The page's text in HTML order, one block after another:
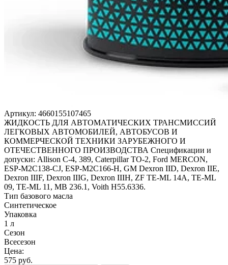
Артикул: 4660155107465
ЖИДКОСТЬ ДЛЯ АВТОМАТИЧЕСКИХ ТРАНСМИССИЙ
ЛЕГКОВЫХ АВТОМОБИЛЕЙ, АВТОБУСОВ И
КОММЕРЧЕСКОЙ ТЕХНИКИ ЗАРУБЕЖНОГО И
ОТЕЧЕСТВЕННОГО ПРОИЗВОДСТВА Спецификации и
допуски: Allison C-4, 389, Caterpillar TO-2, Ford MERCON,
ESP-M2C138-CJ, ESP-M2C166-H, GM Dexron IID, Dexron IIE,
Dexron IIIF, Dexron IIIG, Dexron IIIH, ZF TE-ML 14A, TE-ML
09, TE-ML 11, MB 236.1, Voith H55.6336.
Тип базового масла
Синтетическое
Упаковка
1 л
Сезон
Всесезон
Цена:
575 руб.